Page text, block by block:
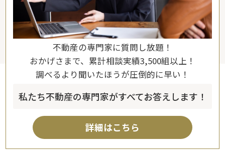
不動産の専門家に質問し放題！
おかげさまで、累計相談実績3,500組以上！
調べるより聞いたほうが圧倒的に早い！
私たち不動産の専門家がすべてお答えします！
詳細はこちら